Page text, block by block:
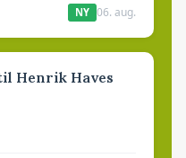
NY 06. aug.
Henrik Haves